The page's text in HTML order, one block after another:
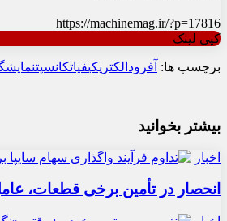
https://machinemag.ir/?p=17816
کپی لینک
برچسب ها: آفرود الکتریکیفیاتکانسپت
بیشتر بخوانید
اخبار
انحصار در تأمین برخی قطعات،